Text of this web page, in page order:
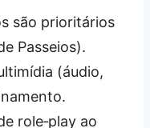
são prioritários
Passeios).
(áudio,
role‑play ao